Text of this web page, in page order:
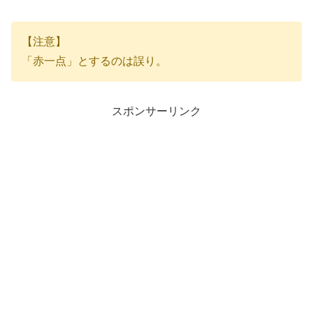
【注意】
「赤一点」とするのは誤り。
スポンサーリンク